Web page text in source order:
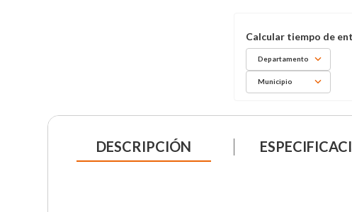
Departamento
Municipio
DESCRIPCIÓN